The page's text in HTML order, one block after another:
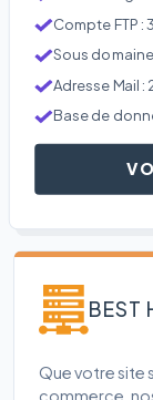
Compte FTP : 3
Sous domaine
Adresse Mail :
Base de
BEST
Que votre site
commerce,